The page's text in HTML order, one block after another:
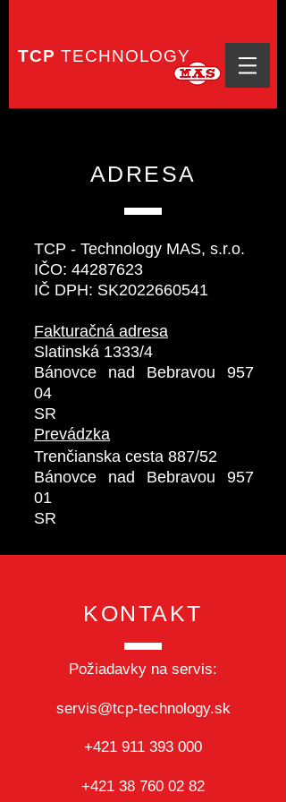
TCP TECHNOLOGY
ADRESA
TCP - Technology MAS, s.r.o.
IČO: 44287623
IČ DPH: SK2022660541
Fakturačná adresa
Slatinská 1333/4
Bánovce nad Bebravou 957
04
SR
Prevádzka
Trenčianska cesta 887/52
Bánovce nad Bebravou 957
01
SR
KONTAKT
Požiadavky na servis:
servis@tcp-technology.sk
+421 911 393 000
+421 38 760 02 82